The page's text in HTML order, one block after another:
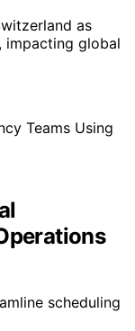
as
impacting global
scheduling